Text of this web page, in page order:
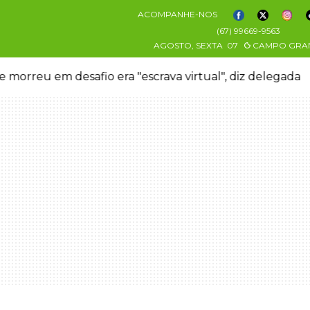
ACOMPANHE-NOS
(67) 99669-9563
AGOSTO, SEXTA 07 CAMPO
morreu em desafio era "escrava virtual", diz delegada